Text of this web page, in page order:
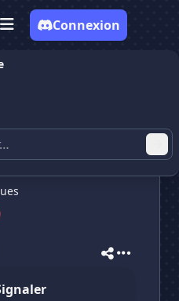
Connexion
Publicitaire
vous permettant de
au Pub 📮
au Pub 📮
Pub 📮